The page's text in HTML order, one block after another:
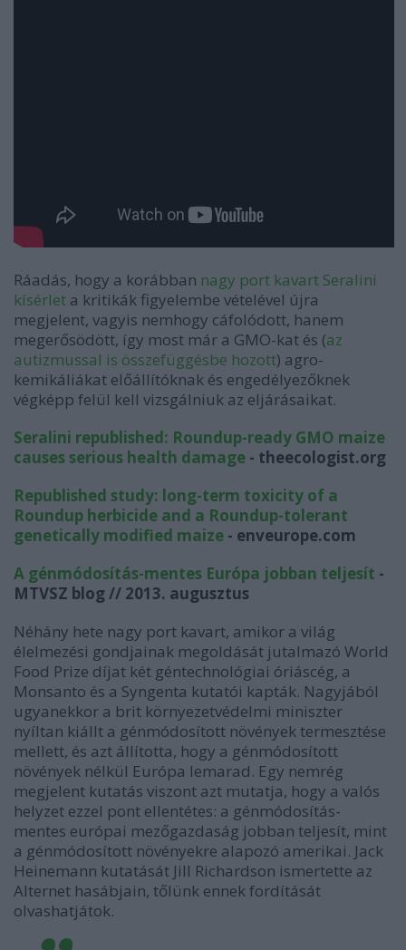
Ráadás, hogy a korábban nagy port kavart Seralini
kísérlet a kritikák figyelembe vételével újra
megjelent, vagyis nemhogy cáfolódott, hanem
megerősödött, így most már a GMO-kat és (az
autizmussal is összefüggésbe hozott) agro-
kemikáliákat előállítóknak és engedélyezőknek
végképp felül kell vizsgálniuk az eljárásaikat.
Seralini republished: Roundup-ready GMO maize
causes serious health damage - theecologist.org
Republished study: long-term toxicity of a
Roundup herbicide and a Roundup-tolerant
genetically modified maize - enveurope.com
A génmódosítás-mentes Európa jobban teljesít -
MTVSZ blog // 2013. augusztus
Néhány hete nagy port kavart, amikor a világ
élelmezési gondjainak megoldását jutalmazó World
Food Prize díjat két géntechnológiai óriáscég, a
Monsanto és a Syngenta kutatói kapták. Nagyjából
ugyanekkor a brit környezetvédelmi miniszter
nyíltan kiállt a génmódosított növények termesztése
mellett, és azt állította, hogy a génmódosított
növények nélkül Európa lemarad. Egy nemrég
megjelent kutatás viszont azt mutatja, hogy a valós
helyzet ezzel pont ellentétes: a génmódosítás-
mentes európai mezőgazdaság jobban teljesít, mint
a génmódosított növényekre alapozó amerikai. Jack
Heinemann kutatását Jill Richardson ismertette az
Alternet hasábjain, tőlünk ennek fordítását
olvashatjátok.